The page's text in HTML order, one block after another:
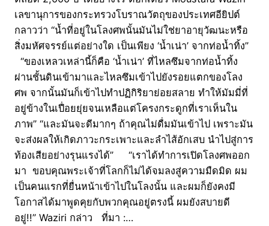
เลขานุการของกระทรวงโบราณวัตถุของประเทศอียิปต์
กลาวว่า “น้ำที่อยู่ในโลงศพนั้นมันไม่ใช่ยาอายุวัฒนะหรือ
สิ่งมหัศจรรย์แต่อย่างใด เป็นเพียง ‘น้ำเน่า’ จากท่อน้ำทิ้ง”
“ของเหลวเหล่านี้ก็คือ ‘น้ำเน่า’ ที่ไหลซึมจากท่อน้ำทิ้ง
ผ่านชั้นดินเข้ามาและไหลซึมเข้าไปยังรอยแตกของโลง
ศพ จากนั้นมันก็เข้าไปทำปฏิกิริยาย่อยสลาย ทำให้มัมมี่ที่
อยู่ข้างในเปื่อยยุ่ยจนเหลือแต่โครงกระดูกที่เราเห็นใน
ภาพ” “และมันจะดีมากๆ ถ้าคุณไม่ดื่มมันเข้าไป เพราะมัน
จะส่งผลให้เกิดภาวะกระเพาะและลำไส้อักเสบ นำไปสู่การ
ท้องเสียอย่างรุนแรงได้” “เราได้ทำการเปิดโลงศพออก
มา ขอบคุณพระเจ้าที่โลกก็ไม่ได้จมลงสู่ความมืดมิด ผม
เป็นคนแรกที่ยื่นหน้าเข้าไปในโลงนั้น และผมก็ยังคงมี
โอกาสได้มาพูดคุยกับพวกคุณอยู่ตรงนี้ ผมยังสบายดี
อยู่!!” Waziri กล่าว ที่มา :…